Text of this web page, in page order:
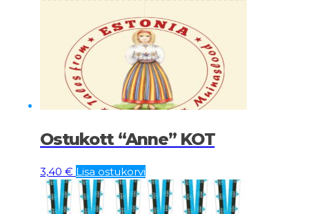
Ostukott “Anne” KOT
3,40 € Lisa ostukorvi